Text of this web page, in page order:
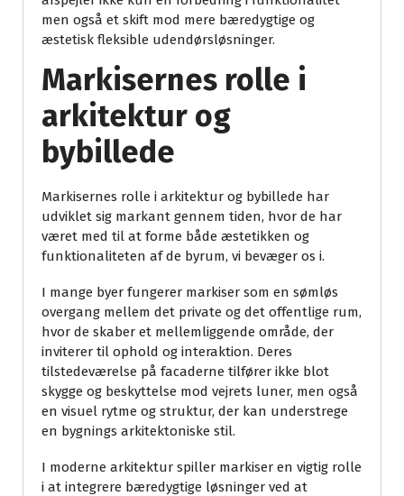
men også et skift mod mere bæredygtige og
æstetisk fleksible udendørsløsninger.
Markisernes rolle i
arkitektur og
bybillede
Markisernes rolle i arkitektur og bybillede har
udviklet sig markant gennem tiden, hvor de har
været med til at forme både æstetikken og
funktionaliteten af de byrum, vi bevæger os i.
I mange byer fungerer markiser som en sømløs
overgang mellem det private og det offentlige rum,
hvor de skaber et mellemliggende område, der
inviterer til ophold og interaktion. Deres
tilstedeværelse på facaderne tilfører ikke blot
skygge og beskyttelse mod vejrets luner, men også
en visuel rytme og struktur, der kan understrege
en bygnings arkitektoniske stil.
I moderne arkitektur spiller markiser en vigtig rolle
i at integrere bæredygtige løsninger ved at